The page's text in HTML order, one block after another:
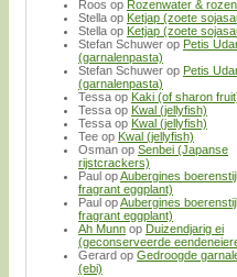
Roos op Rozenwater &
Stella op Ketjap (zoete
Stella op Ketjap (zoete
Stefan Schuwer op Petis
(garnalenpasta)
Stefan Schuwer op Petis
(garnalenpasta)
Tessa op Kaki (of sharon
Tessa op Kwal (jellyfish)
Tessa op Kwal (jellyfish)
Tee op Kwal (jellyfish)
Osman op Senbei (Japanse
rijstcrackers)
Paul opAubergines
fragrant eggplant)
Paul opAubergines
fragrant eggplant)
Ah Munn op Duizendjarig ei
(geconserveerde
Gerard op Gedroogde
(ebi)